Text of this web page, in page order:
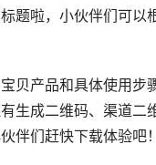
题啦，小伙伴们可以
贝产品和具体使用步
生成二维码、渠道二
伴们赶快下载体验吧！